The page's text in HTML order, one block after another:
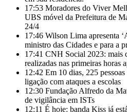
17:53 Moradores do Viver
UBS móvel da Prefeitura de
24/4
17:46 Wilson Lima apresenta
ministro das Cidades e para a
17:41 CNH Social 2023: mais
realizadas nas primeiras horas
12:42 Em 10 dias, 225
ligação com ataques a escolas
12:30 Fundação Alfredo da
de vigilância em ISTs
12:11 É hoje: banda Kiss já